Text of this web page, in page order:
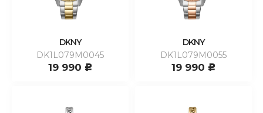
DKNY
DK1L079M0045
19 990 c
DKNY
DK1L079M0055
19 990 c